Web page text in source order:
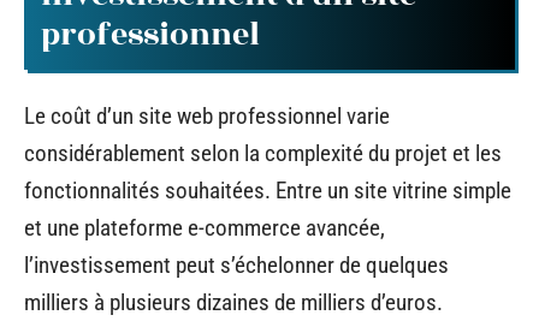
professionnel
Le coût d’un site web professionnel varie
considérablement selon la complexité du projet et les
fonctionnalités souhaitées. Entre un site vitrine simple
et une plateforme e-commerce avancée,
l’investissement peut s’échelonner de quelques
milliers à plusieurs dizaines de milliers d’euros.